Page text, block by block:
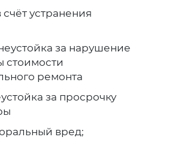
устранения
за нарушение
стоимости
ремонта
за просрочку
вред;